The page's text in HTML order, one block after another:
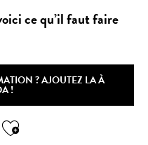
ce qu’il faut faire
? AJOUTEZ LA À
!
Ajouter aux